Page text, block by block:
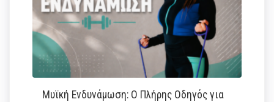
Μυϊκή Ενδυνάμωση: Ο Πλήρης Οδηγός για